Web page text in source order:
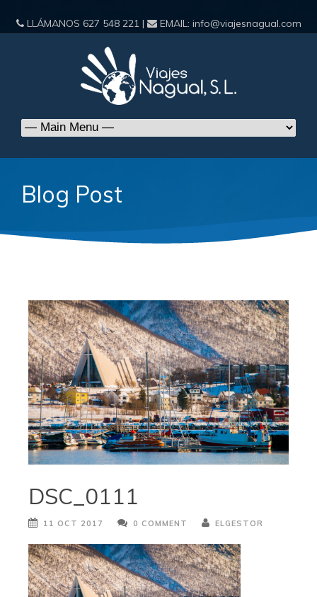
LLÁMANOS 627 548 221| EMAIL: info@viajesnagual.com
Blog Post
DSC_0111
11 OCT 2017 0 COMMENT ELGESTOR